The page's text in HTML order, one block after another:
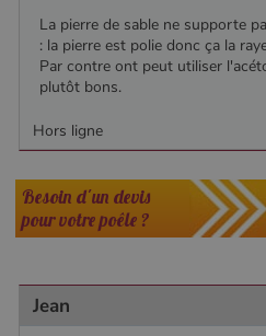
La pierre de sable ne supporte
: la pierre est polie donc ça la
Par contre ont peut utiliser
plutôt bons.
Hors ligne
Besoin d'un devis
pour votre poêle ?
Jean